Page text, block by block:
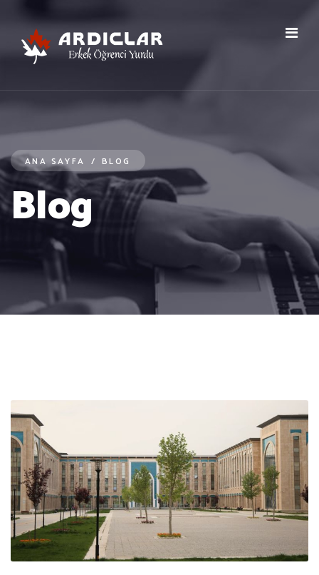
ANA SAYFA / BLOG
Blog